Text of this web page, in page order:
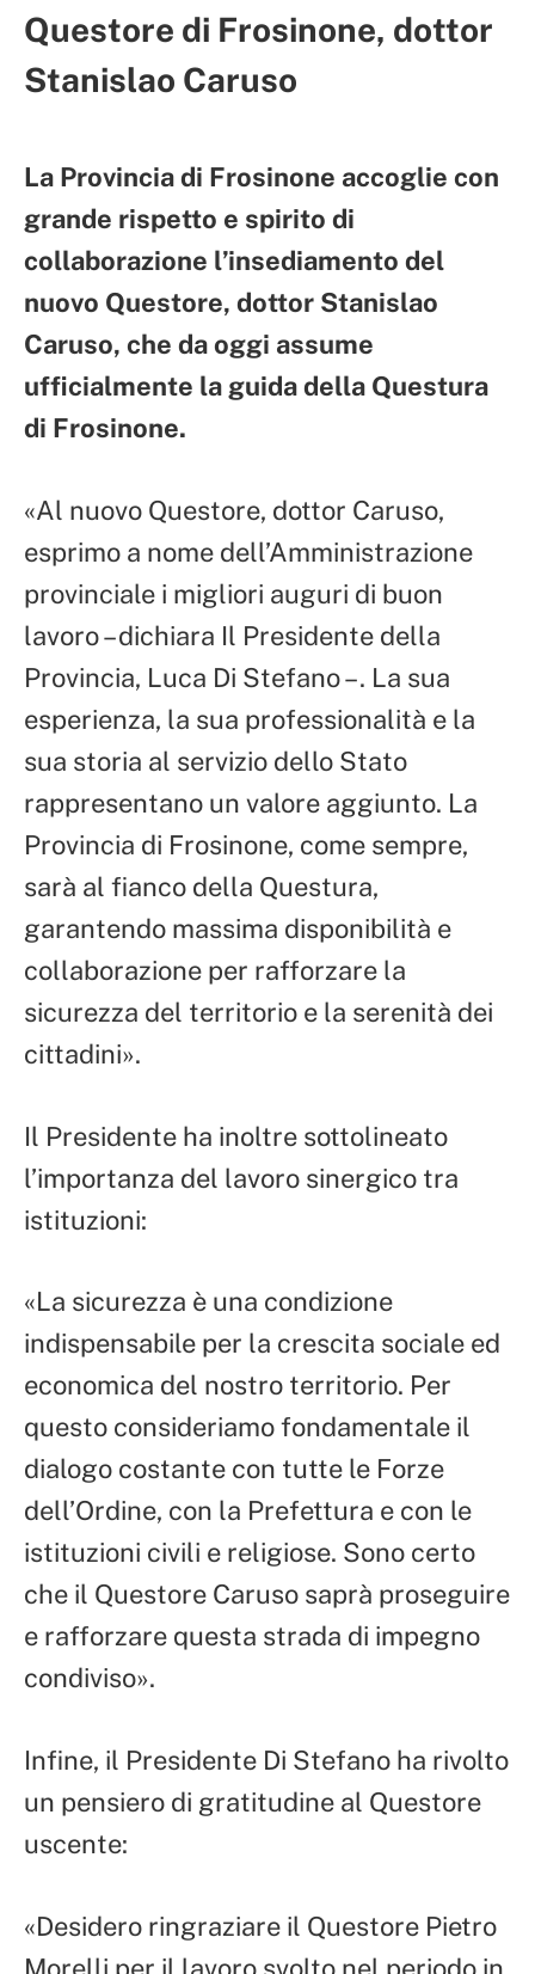
Questore di Frosinone, dottor
Stanislao Caruso
La Provincia di Frosinone accoglie con
grande rispetto e spirito di
collaborazione l’insediamento del
nuovo Questore, dottor Stanislao
Caruso, che da oggi assume
ufficialmente la guida della Questura
di Frosinone.
«Al nuovo Questore, dottor Caruso,
esprimo a nome dell’Amministrazione
provinciale i migliori auguri di buon
lavoro – dichiara Il Presidente della
Provincia, Luca Di Stefano – . La sua
esperienza, la sua professionalità e la
sua storia al servizio dello Stato
rappresentano un valore aggiunto. La
Provincia di Frosinone, come sempre,
sarà al fianco della Questura,
garantendo massima disponibilità e
collaborazione per rafforzare la
sicurezza del territorio e la serenità dei
cittadini».
Il Presidente ha inoltre sottolineato
l’importanza del lavoro sinergico tra
istituzioni:
«La sicurezza è una condizione
indispensabile per la crescita sociale ed
economica del nostro territorio. Per
questo consideriamo fondamentale il
dialogo costante con tutte le Forze
dell’Ordine, con la Prefettura e con le
istituzioni civili e religiose. Sono certo
che il Questore Caruso saprà proseguire
e rafforzare questa strada di impegno
condiviso».
Infine, il Presidente Di Stefano ha rivolto
un pensiero di gratitudine al Questore
uscente:
«Desidero ringraziare il Questore Pietro